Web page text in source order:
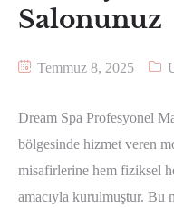
Salonunuz
Temmuz 8, 2025
Dream Spa Profesyonel
bölgesinde hizmet veren
misafirlerine hem fiziksel
amacıyla kurulmuştur. Bu